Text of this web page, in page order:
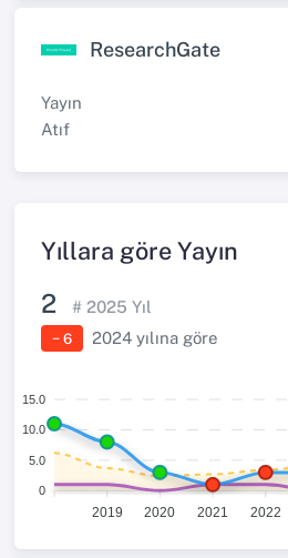
ResearchGate
Yayın
Atıf
Yıllara göre Yayın
2 # 2025 Yıl
− 6 2024 yılına göre
15.0
10.0
5.0
0
2019 2020 2021 2022